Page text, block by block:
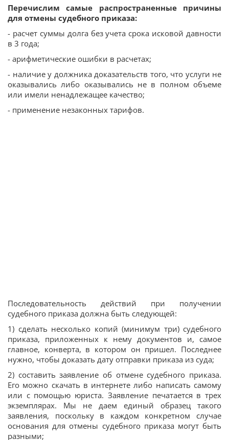
Перечислим самые распространенные причины
для отмены судебного приказа:
- расчет суммы долга без учета срока исковой давности
в 3 года;
- арифметические ошибки в расчетах;
- наличие у должника доказательств того, что услуги не
оказывались либо оказывались не в полном объеме
или имели ненадлежащее качество;
- применение незаконных тарифов.
Последовательность действий при получении
судебного приказа должна быть следующей:
1) сделать несколько копий (минимум три) судебного
приказа, приложенных к нему документов и, самое
главное, конверта, в котором он пришел. Последнее
нужно, чтобы доказать дату отправки приказа из суда;
2) составить заявление об отмене судебного приказа.
Его можно скачать в интернете либо написать самому
или с помощью юриста. Заявление печатается в трех
экземплярах. Мы не даем единый образец такого
заявления, поскольку в каждом конкретном случае
основания для отмены судебного приказа могут быть
разными;